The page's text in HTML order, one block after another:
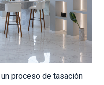
proceso de tasación